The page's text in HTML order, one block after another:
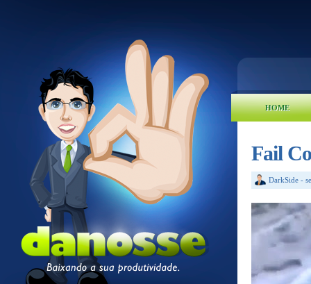
HOME
Fail
DarkSide -